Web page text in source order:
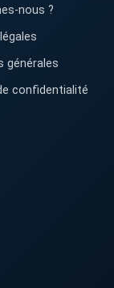
nous ?
générales
confidentialité